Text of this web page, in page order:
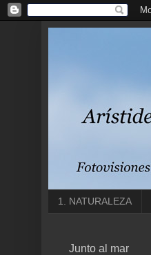
1. NATURALEZA
Junto al mar